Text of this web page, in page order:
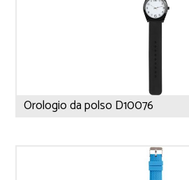
Orologio da polso D10076